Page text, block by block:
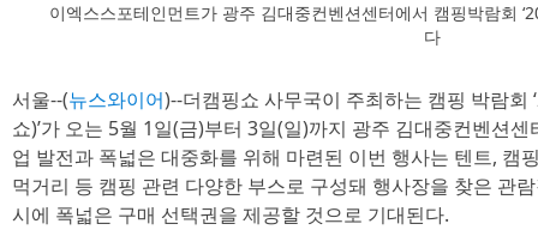
이엑스스포테인먼트가 광주 김대중컨벤션센터에서 캠핑박람회
다
서울--(뉴스와이어)--더캠핑쇼 사무국이 주최하는 캠핑 박람회
쇼)’가 오는 5월 1일(금)부터 3일(일)까지 광주 김대중컨벤션
업 발전과 폭넓은 대중화를 위해 마련된 이번 행사는 텐트, 캠
먹거리 등 캠핑 관련 다양한 부스로 구성돼 행사장을 찾은 관
시에 폭넓은 구매 선택권을 제공할 것으로 기대된다.